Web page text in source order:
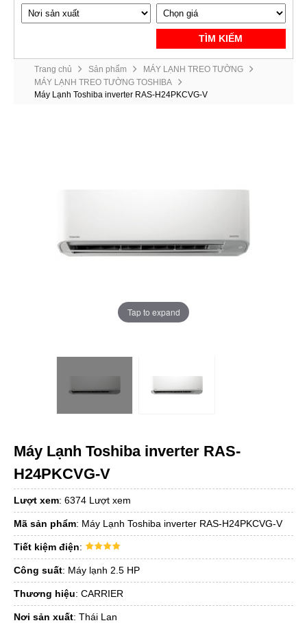
TÌM KIẾM
Trang chủ Sản phẩm
MÁY LẠNH TREO TƯỜNG
MÁY LẠNH TREO TƯỜNG TOSHIBA
Máy Lạnh Toshiba inverter RAS-H24PKCVG-V
Tap to expand
Máy Lạnh Toshiba inverter RAS-
H24PKCVG-V
Lượt xem: 6374 Lượt xem
Mã sản phẩm: Máy Lạnh Toshiba inverter RAS-H24PKCVG-V
Tiết kiệm điện:
Công suất: Máy lạnh 2.5 HP
Thương hiệu: CARRIER
Nơi sản xuất: Thái Lan